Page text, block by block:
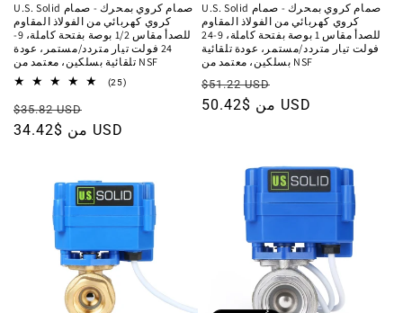
U.S. Solid صمام كروي بمحرك - صمام
كروي كهربائي من الفولاذ المقاوم
للصدأ مقاس 1/2 بوصة بفتحة كاملة، 9-
24 فولت تيار متردد/مستمر، عودة
تلقائية بسلكين، معتمد من NSF
(25)25
السعر
العادي
$35.82 USD
البيع
من $34.42 USD
U.S. Solid صمام كروي بمحرك - صمام
كروي كهربائي من الفولاذ المقاوم
للصدأ مقاس 1 بوصة بفتحة كاملة، 9-24
فولت تيار متردد/مستمر، عودة تلقائية
بسلكين، معتمد من NSF
السعر
العادي
$51.22 USD
البيع
من $50.42 USD